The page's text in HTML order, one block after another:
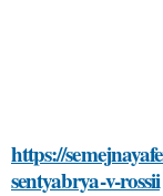
https://
sentyabrya-v-rossii